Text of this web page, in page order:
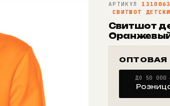
АРТИКУЛ
СВИТШОТ
Свитшот
ОПТОВАЯ
ДО 50 000